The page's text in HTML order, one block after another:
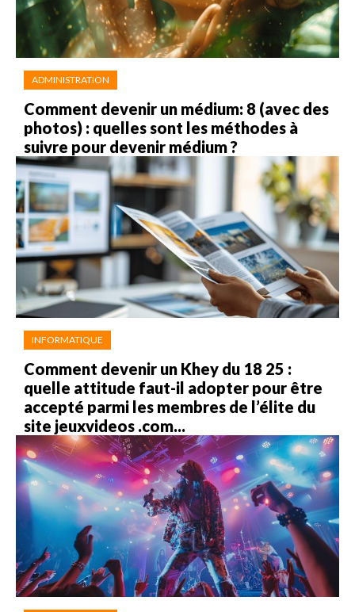
ADMINISTRATION
Comment devenir un médium: 8 (avec des
photos) : quelles sont les méthodes à
suivre pour devenir médium ?
INFORMATIQUE
Comment devenir un Khey du 18 25 :
quelle attitude faut-il adopter pour être
accepté parmi les membres de l’élite du
site jeuxvideos .com...